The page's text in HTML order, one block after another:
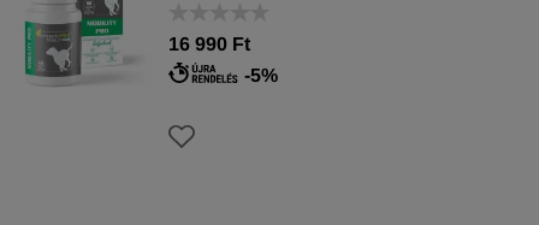
16 990 Ft
-5%